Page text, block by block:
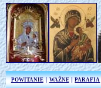
POWITANIE WAŻNE PARAFIA